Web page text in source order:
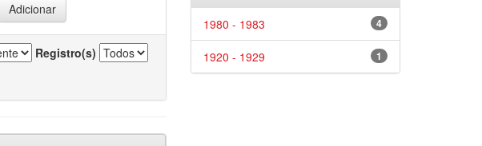
Registro(s)
4
1980 - 1983
1
1920 - 1929